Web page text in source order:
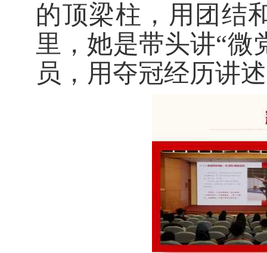
的顶梁柱 ，用团结
里，她是带头讲“微
员，用夺冠经历讲